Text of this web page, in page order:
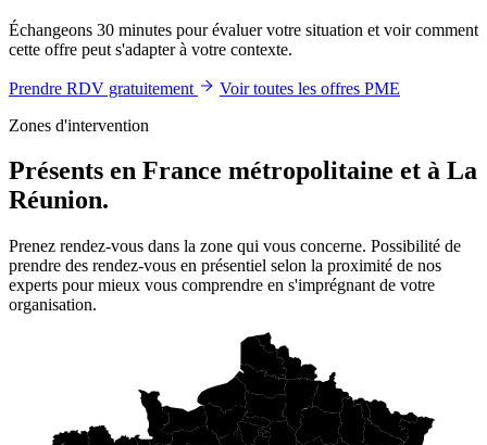
Échangeons 30 minutes pour évaluer votre situation et voir comment
cette offre peut s'adapter à votre contexte.
Prendre RDV gratuitement
Voir toutes les offres PME
Zones d'intervention
Présents en France métropolitaine et à La
Réunion.
Prenez rendez-vous dans la zone qui vous concerne. Possibilité de
prendre des rendez-vous en présentiel selon la proximité de nos
experts pour mieux vous comprendre en s'imprégnant de votre
organisation.